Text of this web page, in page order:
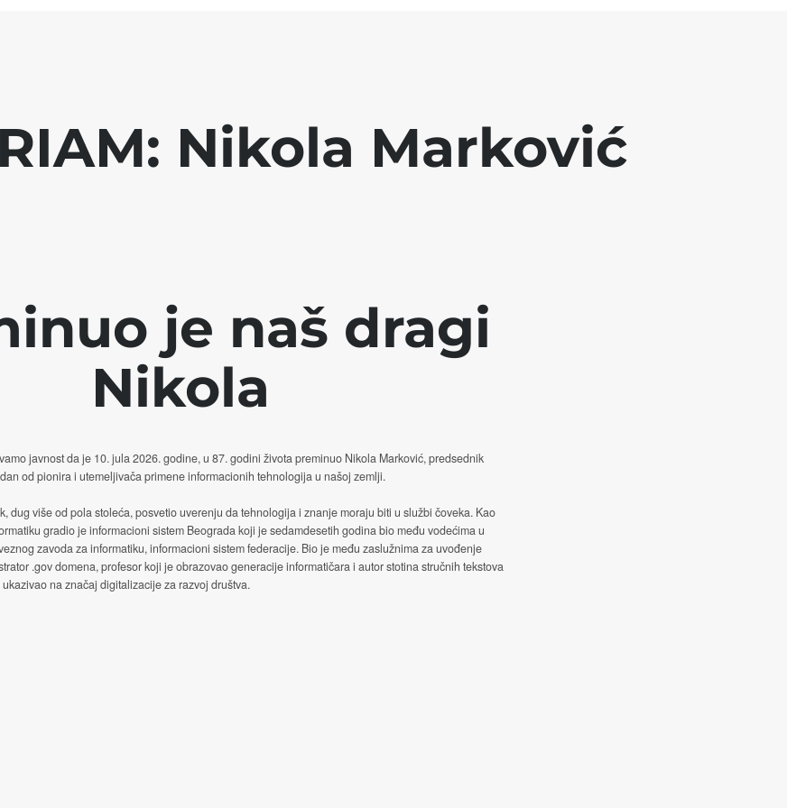
Nikola Marković
je naš dragi
Nikola
javnost da je 10. jula 2026. godine, u 87. godini života preminuo Nikola Marković, predsednik
od pionira i utemeljivača primene informacionih tehnologija u našoj zemlji.
dug više od pola stoleća, posvetio uverenju da tehnologija i znanje moraju biti u službi čoveka. Kao
gradio je informacioni sistem Beograda koji je sedamdesetih godina bio među vodećima u
zavoda za informatiku, informacioni sistem federacije. Bio je među zaslužnima za uvođenje
.gov domena, profesor koji je obrazovao generacije informatičara i autor stotina stručnih tekstova
na značaj digitalizacije za razvoj društva.